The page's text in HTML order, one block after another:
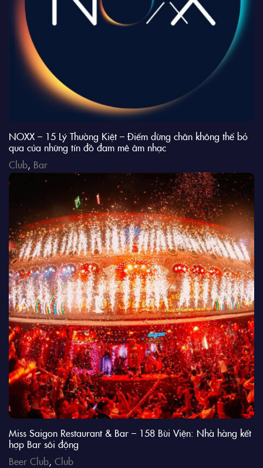
NOXX – 15 Lý Thường Kiệt – Điểm dừng chân không thể bỏ
qua của những tín đồ đam mê âm nhạc
Club, Bar
Miss Saigon Restaurant & Bar – 158 Bùi Viện: Nhà hàng kết
hợp Bar sôi động
Beer Club, Club